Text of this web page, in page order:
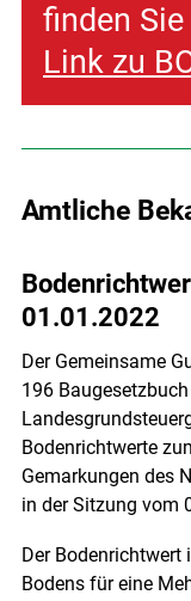
finden
Link zu
Amtliche
01.01.2022
Der Gemeinsame
196
Bodenrichtwerte
Gemarkungen des
in der Sitzung vom
Der
Bodens für eine